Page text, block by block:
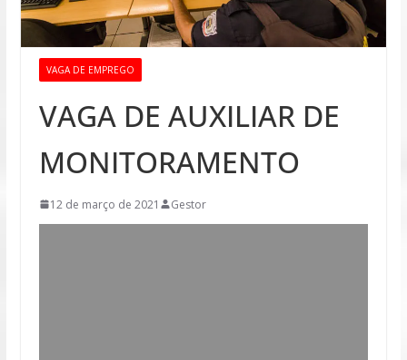
VAGA DE EMPREGO
VAGA DE AUXILIAR DE
MONITORAMENTO
12 de março de 2021 Gestor